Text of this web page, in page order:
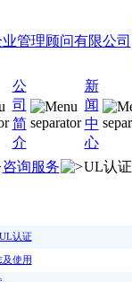
公
司
简
介
新
闻
中
心
咨询服务 UL认证
认证
使用